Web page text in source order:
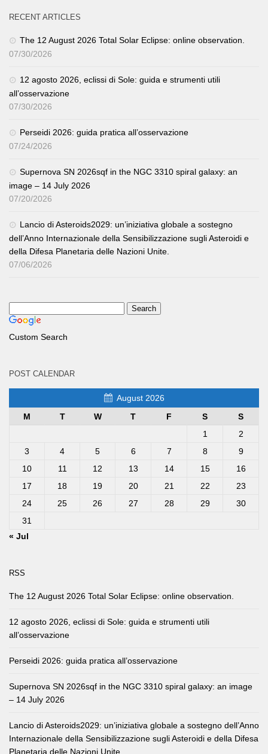
RECENT ARTICLES
The 12 August 2026 Total Solar Eclipse: online observation.
07/30/2026
12 agosto 2026, eclissi di Sole: guida e strumenti utili
all’osservazione
07/30/2026
Perseidi 2026: guida pratica all’osservazione
07/24/2026
Supernova SN 2026sqf in the NGC 3310 spiral galaxy: an
image – 14 July 2026
07/20/2026
Lancio di Asteroids2029: un’iniziativa globale a sostegno
dell’Anno Internazionale della Sensibilizzazione sugli Asteroidi e
della Difesa Planetaria delle Nazioni Unite.
07/06/2026
Custom Search
POST CALENDAR
August 2026
M
T W T F S
S
1
2
3
4 5 6 7 8
9
10
11 12 13 14 15
16
17
18 19 20 21 22
23
24
25 26 27 28 29
30
31
« Jul
RSS
The 12 August 2026 Total Solar Eclipse: online observation.
12 agosto 2026, eclissi di Sole: guida e strumenti utili
all’osservazione
Perseidi 2026: guida pratica all’osservazione
Supernova SN 2026sqf in the NGC 3310 spiral galaxy: an image
– 14 July 2026
Lancio di Asteroids2029: un’iniziativa globale a sostegno dell’Anno
Internazionale della Sensibilizzazione sugli Asteroidi e della Difesa
Planetaria delle Nazioni Unite.